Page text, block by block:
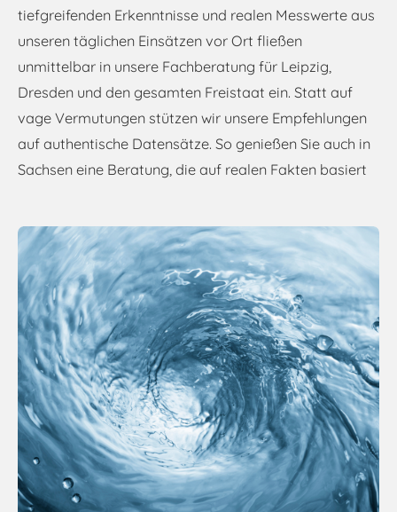
tiefgreifenden Erkenntnisse und realen Messwerte aus
unseren täglichen Einsätzen vor Ort fließen
unmittelbar in unsere Fachberatung für Leipzig,
Dresden und den gesamten Freistaat ein. Statt auf
vage Vermutungen stützen wir unsere Empfehlungen
auf authentische Datensätze. So genießen Sie auch in
Sachsen eine Beratung, die auf realen Fakten basiert